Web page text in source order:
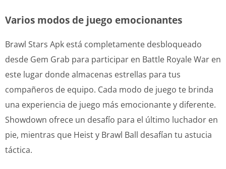
Varios modos de juego emocionantes
Brawl Stars Apk está completamente desbloqueado
desde Gem Grab para participar en Battle Royale War en
este lugar donde almacenas estrellas para tus
compañeros de equipo. Cada modo de juego te brinda
una experiencia de juego más emocionante y diferente.
Showdown ofrece un desafío para el último luchador en
pie, mientras que Heist y Brawl Ball desafían tu astucia
táctica.